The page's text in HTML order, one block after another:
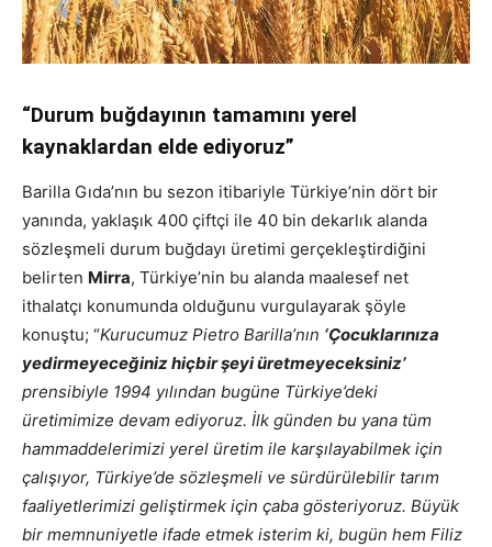
“Durum buğdayının tamamını yerel
kaynaklardan elde ediyoruz”
Barilla Gıda’nın bu sezon itibariyle Türkiye’nin dört bir
yanında, yaklaşık 400 çiftçi ile 40 bin dekarlık alanda
sözleşmeli durum buğdayı üretimi gerçekleştirdiğini
belirten Mirra, Türkiye’nin bu alanda maalesef net
ithalatçı konumunda olduğunu vurgulayarak şöyle
konuştu; “Kurucumuz Pietro Barilla’nın ‘Çocuklarınıza
yedirmeyeceğiniz hiçbir şeyi üretmeyeceksiniz’
prensibiyle 1994 yılından bugüne Türkiye’deki
üretimimize devam ediyoruz. İlk günden bu yana tüm
hammaddelerimizi yerel üretim ile karşılayabilmek için
çalışıyor, Türkiye’de sözleşmeli ve sürdürülebilir tarım
faaliyetlerimizi geliştirmek için çaba gösteriyoruz. Büyük
bir memnuniyetle ifade etmek isterim ki, bugün hem Filiz